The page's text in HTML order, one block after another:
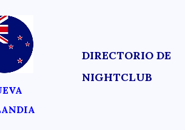
DIRECTORIO DE
NIGHTCLUB